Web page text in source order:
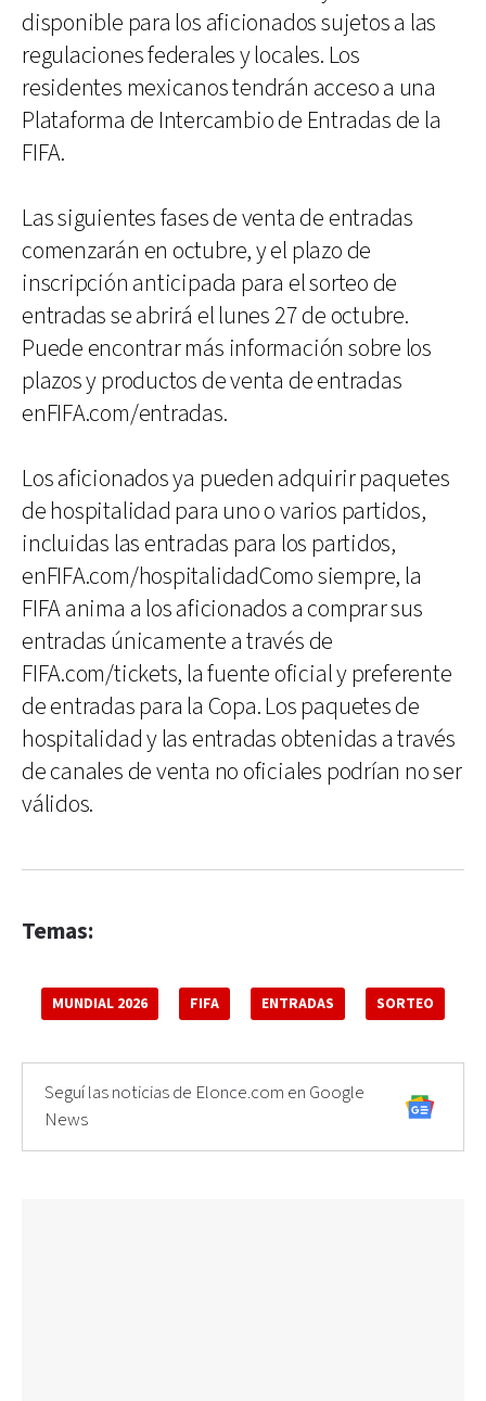
disponible para los aficionados sujetos a las
regulaciones federales y locales. Los
residentes mexicanos tendrán acceso a una
Plataforma de Intercambio de Entradas de la
FIFA.
Las siguientes fases de venta de entradas
comenzarán en octubre, y el plazo de
inscripción anticipada para el sorteo de
entradas se abrirá el lunes 27 de octubre.
Puede encontrar más información sobre los
plazos y productos de venta de entradas
enFIFA.com/entradas.
Los aficionados ya pueden adquirir paquetes
de hospitalidad para uno o varios partidos,
incluidas las entradas para los partidos,
enFIFA.com/hospitalidadComo siempre, la
FIFA anima a los aficionados a comprar sus
entradas únicamente a través de
FIFA.com/tickets, la fuente oficial y preferente
de entradas para la Copa. Los paquetes de
hospitalidad y las entradas obtenidas a través
de canales de venta no oficiales podrían no ser
válidos.
Temas:
MUNDIAL 2026 FIFA ENTRADAS SORTEO
Seguí las noticias de Elonce.com en Google
News